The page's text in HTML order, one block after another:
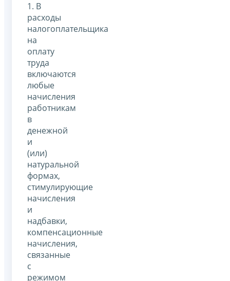
1. В
расходы
налогоплательщика
на
оплату
труда
включаются
любые
начисления
работникам
в
денежной
и
(или)
натуральной
формах,
стимулирующие
начисления
и
надбавки,
компенсационные
начисления,
связанные
с
режимом